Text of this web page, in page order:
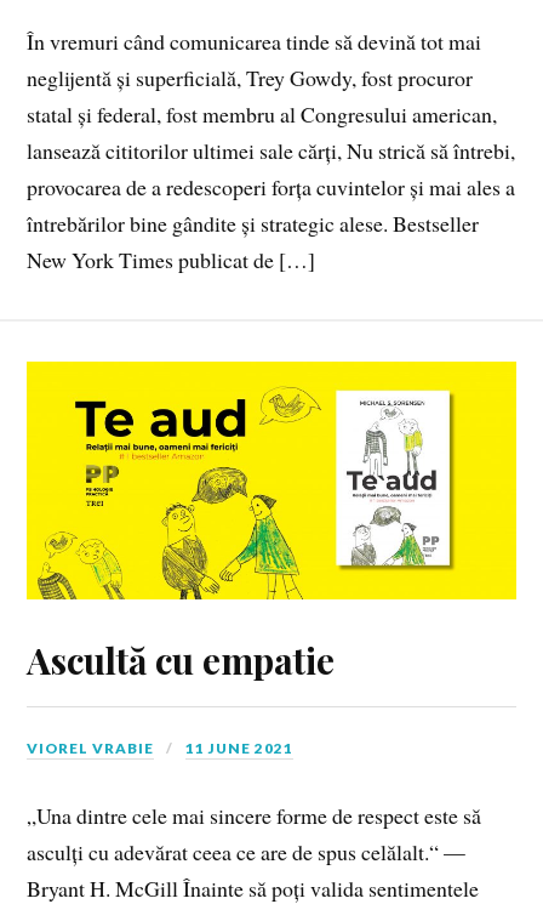
În vremuri când comunicarea tinde să devină tot mai
neglijentă și superficială, Trey Gowdy, fost procuror
statal și federal, fost membru al Congresului american,
lansează cititorilor ultimei sale cărți, Nu strică să întrebi,
provocarea de a redescoperi forța cuvintelor și mai ales a
întrebărilor bine gândite și strategic alese. Bestseller
New York Times publicat de […]
Ascultă cu empatie
VIOREL VRABIE 11 JUNE 2021
„Una dintre cele mai sincere forme de respect este să
asculți cu adevărat ceea ce are de spus celălalt.“ —
Bryant H. McGill Înainte să poți valida sentimentele